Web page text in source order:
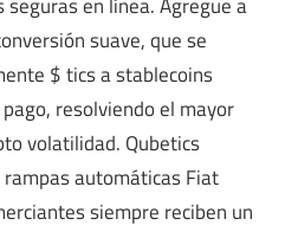
suave, que se
$ tics a stablecoins
resolviendo el mayor
volatilidad. Qubetics
automáticas Fiat
siempre reciben un